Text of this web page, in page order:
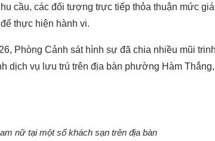
cầu, các đối tượng trực tiếp thỏa thuận mức giá
thực hiện hành vi.
Phòng Cảnh sát hình sự đã chia nhiều mũi trinh
dịch vụ lưu trú trên địa bàn phường Hàm Thắng,
nữ tại một số khách sạn trên địa bàn